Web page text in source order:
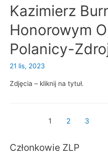
Kazimierz
Honorowym
Polanicy-
21 lis, 2023
Zdjęcia – kliknij na tytuł.
Nawigacja
wpisach
1 2 3
Członkowie ZLP